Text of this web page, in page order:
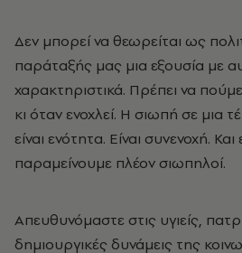
Δεν μπορεί να θεωρείται ως
παράταξής μας μια εξουσία με
χαρακτηριστικά. Πρέπει να
κι όταν ενοχλεί. Η σιωπή σε μια
είναι ενότητα. Είναι συνενοχή.
παραμείνουμε πλέον σιωπηλοί.
Απευθυνόμαστε στις υγιείς,
δημιουργικές δυνάμεις της